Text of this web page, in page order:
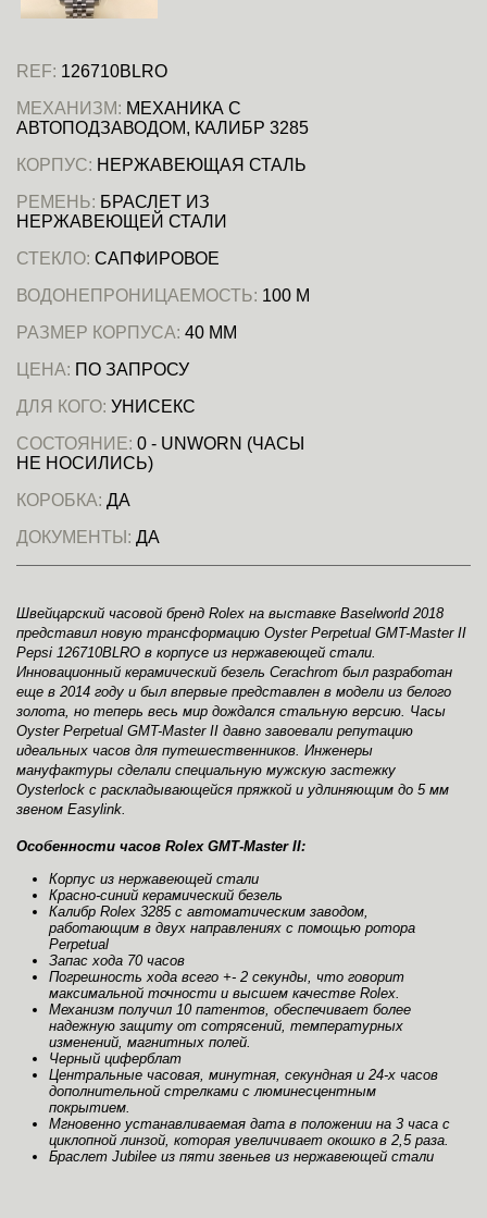
REF: 126710BLRO
МЕХАНИЗМ: МЕХАНИКА С
АВТОПОДЗАВОДОМ, КАЛИБР 3285
КОРПУС: НЕРЖАВЕЮЩАЯ СТАЛЬ
РЕМЕНЬ: БРАСЛЕТ ИЗ
НЕРЖАВЕЮЩЕЙ СТАЛИ
СТЕКЛО: САПФИРОВОЕ
ВОДОНЕПРОНИЦАЕМОСТЬ: 100 М
РАЗМЕР КОРПУСА: 40 ММ
ЦЕНА: ПО ЗАПРОСУ
ДЛЯ КОГО: УНИСЕКС
СОСТОЯНИЕ: 0 - UNWORN (ЧАСЫ
НЕ НОСИЛИСЬ)
КОРОБКА: ДА
ДОКУМЕНТЫ: ДА
Швейцарский часовой бренд Rolex на выставке Baselworld 2018
представил новую трансформацию Oyster Perpetual GMT-Master II
Pepsi 126710BLRO в корпусе из нержавеющей стали.
Инновационный керамический безель Cerachrom был разработан
еще в 2014 году и был впервые представлен в модели из белого
золота, но теперь весь мир дождался стальную версию. Часы
Oyster Perpetual GMT-Master II давно завоевали репутацию
идеальных часов для путешественников. Инженеры
мануфактуры сделали специальную мужскую застежку
Oysterlock с раскладывающейся пряжкой и удлиняющим до 5 мм
звеном Easylink.
Особенности часов Rolex GMT‑Master II:
Корпус из нержавеющей стали
Красно-синий керамический безель
Калибр Rolex 3285 с автоматическим заводом,
работающим в двух направлениях с помощью ротора
Perpetual
Запас хода 70 часов
Погрешность хода всего +- 2 секунды, что говорит
максимальной точности и высшем качестве Rolex.
Механизм получил 10 патентов, обеспечивает более
надежную защиту от сотрясений, температурных
изменений, магнитных полей.
Черный циферблат
Центральные часовая, минутная, секундная и 24-х часов
дополнительной стрелками с люминесцентным
покрытием.
Мгновенно устанавливаемая дата в положении на 3 часа с
циклопной линзой, которая увеличивает окошко в 2,5 раза.
Браслет Jubilee из пяти звеньев из нержавеющей стали